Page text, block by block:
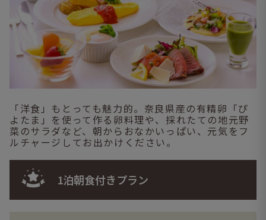
「洋食」もとっても魅力的。奈良県産の有精卵「ぴ
よたま」を使って作る卵料理や、採れたての地元野
菜のサラダなど、朝からおなかいっぱい、元気をフ
ルチャージしてお出かけください。
1泊朝食付きプラン